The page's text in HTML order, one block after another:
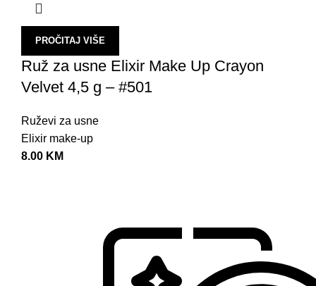
PROČITAJ VIŠE
Ruž za usne Elixir Make Up Crayon
Velvet 4,5 g – #501
Ruževi za usne
Elixir make-up
8.00 KM